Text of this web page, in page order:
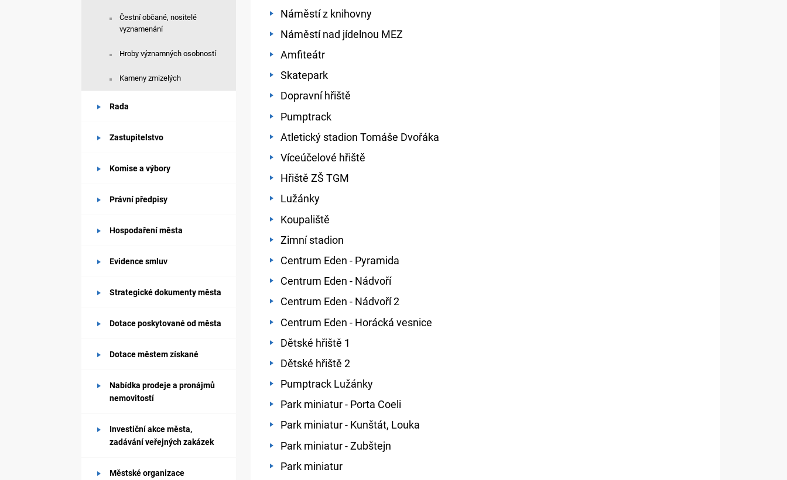
Čestní občané, nositelé
vyznamenání
Hroby významných osobností
Kameny zmizelých
Rada
Zastupitelstvo
Komise a výbory
Právní předpisy
Hospodaření města
Evidence smluv
Strategické dokumenty města
Dotace poskytované od města
Dotace městem získané
Nabídka prodeje a pronájmů
nemovitostí
Investiční akce města,
zadávání veřejných zakázek
Městské organizace
Náměstí z knihovny
Náměstí nad jídelnou MEZ
Amfiteátr
Skatepark
Dopravní hřiště
Pumptrack
Atletický stadion Tomáše Dvořáka
Víceúčelové hřiště
Hřiště ZŠ TGM
Lužánky
Koupaliště
Zimní stadion
Centrum Eden - Pyramida
Centrum Eden - Nádvoří
Centrum Eden - Nádvoří 2
Centrum Eden - Horácká vesnice
Dětské hřiště 1
Dětské hřiště 2
Pumptrack Lužánky
Park miniatur - Porta Coeli
Park miniatur - Kunštát, Louka
Park miniatur - Zubštejn
Park miniatur